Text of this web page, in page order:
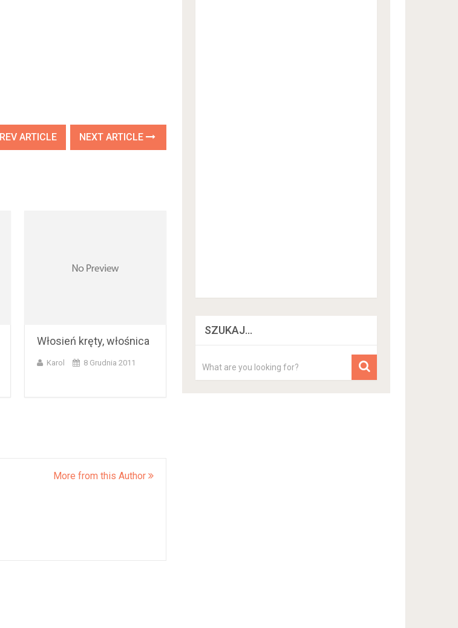
ARTICLE NEXT ARTICLE
Włosień kręty, włośnica
Karol 8 Grudnia 2011
More from this Author
SZUKAJ…